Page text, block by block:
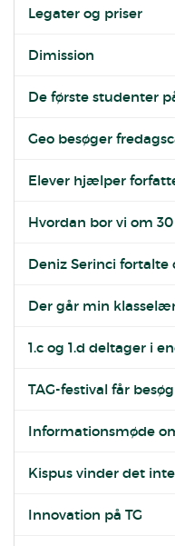
Legater og priser
Dimission
De første studenter
Geo besøger
Elever hjælper
Hvordan bor vi om 30
Deniz Serinci fortalte
Der går min
1.c og 1.d deltager i
TAG-festival får
Informationsmøde
Kispus vinder det
Innovation på TG